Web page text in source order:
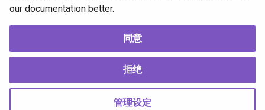
7 个月前
Supported
Copyright © 2012 OpenJS Foundation -Change cookie settings
our documentation better.
同意
拒绝
管理设定